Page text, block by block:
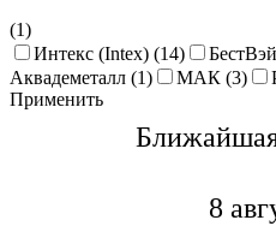
(1)
Интекс (Intex) (14)
Аквадеметалл (1)
МАК (3)
Применить
8